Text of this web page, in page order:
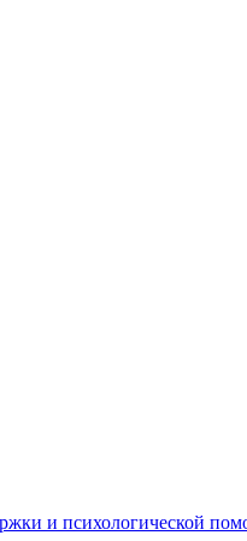
и психологической